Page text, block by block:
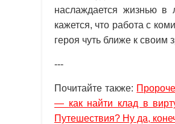
наслаждается жизнью
кажется, что работа с
героя чуть ближе к своим
---
Почитайте также:
— как найти клад в
Путешествия? Ну да,